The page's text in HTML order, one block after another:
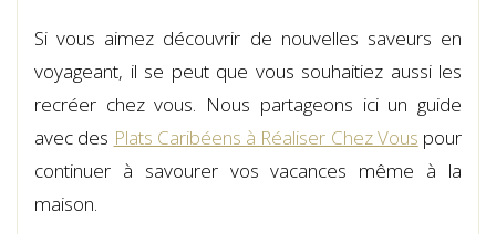
Si vous aimez découvrir de nouvelles saveurs en
voyageant, il se peut que vous souhaitiez aussi les
recréer chez vous. Nous partageons ici un guide
avec des Plats Caribéens à Réaliser Chez Vous pour
continuer à savourer vos vacances même à la
maison.